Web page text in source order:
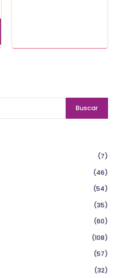
Buscar
(7)
(46)
(54)
(35)
(60)
(108)
(57)
(32)